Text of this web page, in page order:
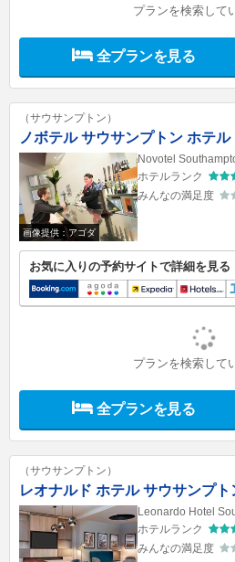
プランを検索して
全プランを見る
（サウサンプトン）
ノボテル サウサンプトン ホテル
画像提供：アゴダ
Novotel
ホテルランク
みんなの満足度
お気に入りの予約サイトで詳細を見る
プランを検索して
全プランを見る
（サウサンプトン）
レオナルド ホテル サウサンプト
Leonardo Hotel
ホテルランク
みんなの満足度